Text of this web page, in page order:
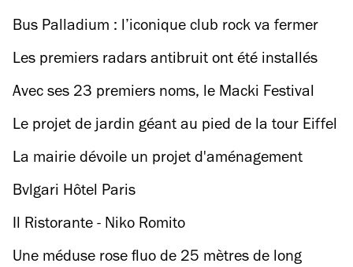
prochaine édition
Bus Palladium : l’iconique club rock va fermer
ses portes
Les premiers radars antibruit ont été installés
cette semaine à Paris
Avec ses 23 premiers noms, le Macki Festival
revient mettre tout le monde d'accord
Le projet de jardin géant au pied de la tour Eiffel
vient d'être validé
La mairie dévoile un projet d'aménagement
pharaonique sur l'axe de la Chapelle
Bvlgari Hôtel Paris
Il Ristorante - Niko Romito
Une méduse rose fluo de 25 mètres de long